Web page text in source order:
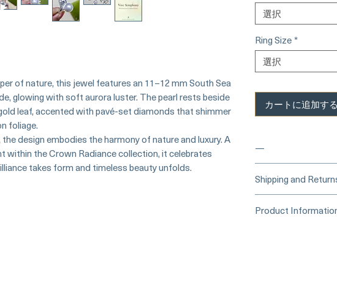
of nature, this jewel features an 11–12 mm South Sea
glowing with soft aurora luster. The pearl rests beside
leaf, accented with pavé-set diamonds that shimmer
foliage.
design embodies the harmony of nature and luxury. A
within the Crown Radiance collection, it celebrates
takes form and timeless beauty unfolds.
選択
Ring Size*
選択
カートに追加する
—
______Buy
Shipping and
At Pearl Vogue,
Product